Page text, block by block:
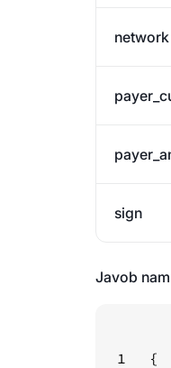
network
sign
Javob
1